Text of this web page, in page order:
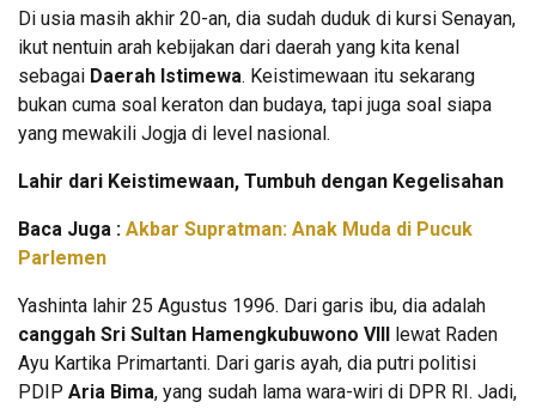
Di usia masih akhir 20-an, dia sudah duduk di kursi Senayan,
ikut nentuin arah kebijakan dari daerah yang kita kenal
sebagai Daerah Istimewa. Keistimewaan itu sekarang
bukan cuma soal keraton dan budaya, tapi juga soal siapa
yang mewakili Jogja di level nasional.
Lahir dari Keistimewaan, Tumbuh dengan Kegelisahan
Baca Juga : Akbar Supratman: Anak Muda di Pucuk
Parlemen
Yashinta lahir 25 Agustus 1996. Dari garis ibu, dia adalah
canggah Sri Sultan Hamengkubuwono VIII lewat Raden
Ayu Kartika Primartanti. Dari garis ayah, dia putri politisi
PDIP Aria Bima, yang sudah lama wara-wiri di DPR RI. Jadi,